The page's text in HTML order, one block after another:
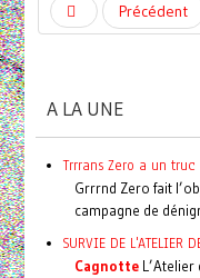
Précédent
A LA UNE
Trrrans Zero a un
Grrrnd Zero fait
campagne de
SURVIE DE L'ATELIER
CagnotteL’Atelier